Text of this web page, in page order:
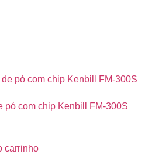
pó com chip Kenbill FM-300S
carrinho